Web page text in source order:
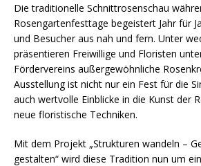
Die traditionelle Schnittrosenschau
Rosengartenfesttage begeistert Jahr für
und Besucher aus nah und fern. Unter
präsentieren Freiwillige und Floristen
Fördervereins außergewöhnliche
Ausstellung ist nicht nur ein Fest für die
auch wertvolle Einblicke in die Kunst der
neue floristische Techniken.
Mit dem Projekt „Strukturen wandeln –
gestalten“ wird diese Tradition nun um